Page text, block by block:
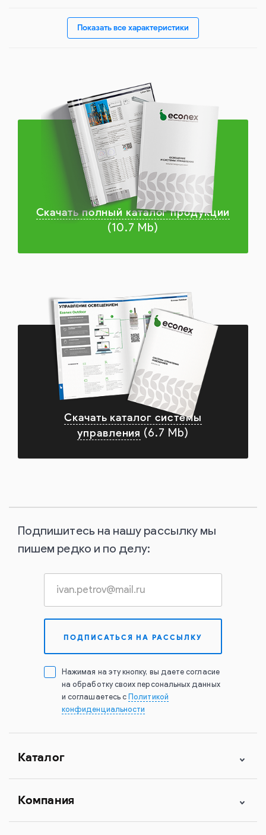
Показать все характеристики
Скачать полный каталог продукции
(10.7 Mb)
Скачать каталог системы
управления (6.7 Mb)
Подпишитесь на нашу рассылку мы
пишем редко и по делу:
Нажимая на эту кнопку, вы даете согласие
на обработку своих персональных данных
и соглашаетесь с Политикой
конфиденциальности
Каталог
Компания